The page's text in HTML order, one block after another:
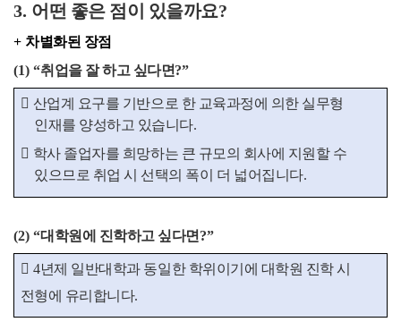
3. 어떤 좋은 점이 있을까요?
+ 차별화된 장점
(1) “취업을 잘 하고 싶다면?”
 산업계 요구를 기반으로 한 교육과정에 의한 실무형
인재를 양성하고 있습니다.
 학사 졸업자를 희망하는 큰 규모의 회사에 지원할 수
있으므로 취업 시 선택의 폭이 더 넓어집니다.
(2) “대학원에 진학하고 싶다면 ?”
 4년제 일반대학과 동일한 학위이기에 대학원 진학 시
전형에 유리합니다.